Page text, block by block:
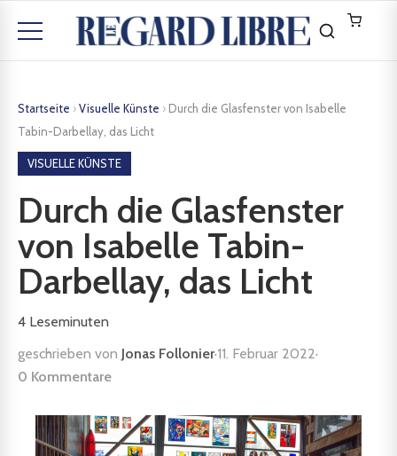
Startseite ›Visuelle Künste › Durch die Glasfenster von Isabelle
Tabin-Darbellay, das Licht
VISUELLE KÜNSTE
Durch die Glasfenster
von Isabelle Tabin-
Darbellay, das Licht
4 Leseminuten
geschrieben von Jonas Follonier·11. Februar 2022·
0 Kommentare